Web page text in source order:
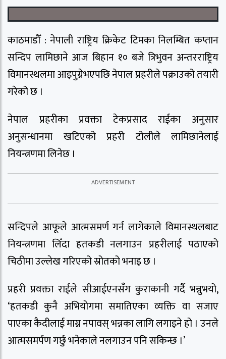
काठमाडौँ : नेपाली राष्ट्रिय क्रिकेट टिमका निलम्बित कप्तान
सन्दिप लामिछाने आज बिहान १० बजे त्रिभुवन अन्तरराष्ट्रिय
विमानस्थलमा आइपुग्नेभएपछि नेपाल प्रहरीले पक्राउको तयारी
गरेको छ ।
नेपाल प्रहरीका प्रवक्ता टेकप्रसाद राईका अनुसार
अनुसन्धानमा खटिएको प्रहरी टोलीले लामिछानेलाई
नियन्त्रणमा लिनेछ ।
सन्दिपले आफूले आत्मसमर्ण गर्न लागेकाले विमानस्थलबाट
नियन्त्रणमा लिँदा हतकडी नलगाउन प्रहरीलाई पठाएको
चिठीमा उल्लेख गरिएको स्रोतको भनाइ छ ।
प्रहरी प्रवक्ता राईले सीआईएनसँग कुराकानी गर्दै भन्नुभयो,
‘हतकडी कुनै अभियोगमा समातिएका व्यक्ति वा सजाए
पाएका कैदीलाई माग्न नपावस् भन्नका लागि लगाइने हो । उनले
आत्मसमर्पण गर्छु भनेकाले नलगाउन पनि सकिन्छ ।’